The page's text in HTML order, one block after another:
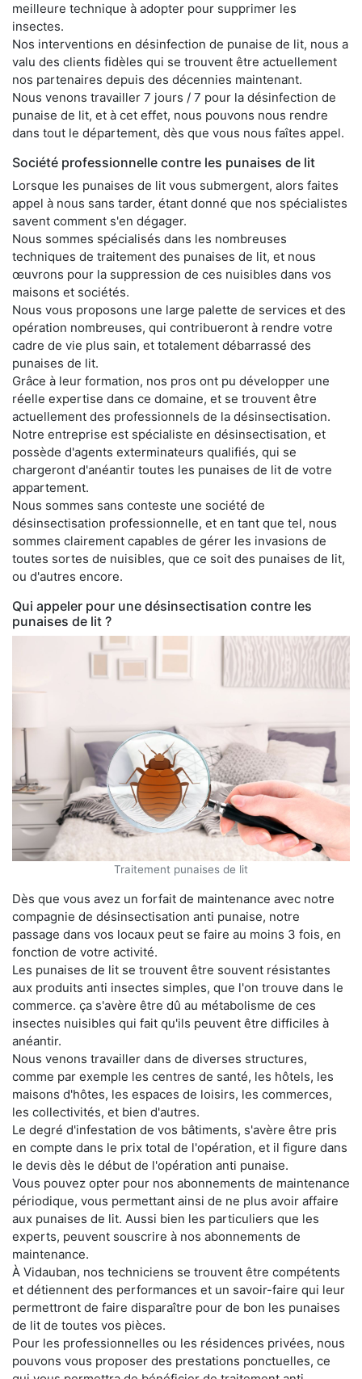
meilleure technique à adopter pour supprimer les
insectes.
Nos interventions en désinfection de punaise de lit, nous a
valu des clients fidèles qui se trouvent être actuellement
nos partenaires depuis des décennies maintenant.
Nous venons travailler 7 jours / 7 pour la désinfection de
punaise de lit, et à cet effet, nous pouvons nous rendre
dans tout le département, dès que vous nous faîtes appel.
Société professionnelle contre les punaises de lit
Lorsque les punaises de lit vous submergent, alors faites
appel à nous sans tarder, étant donné que nos spécialistes
savent comment s'en dégager.
Nous sommes spécialisés dans les nombreuses
techniques de traitement des punaises de lit, et nous
œuvrons pour la suppression de ces nuisibles dans vos
maisons et sociétés.
Nous vous proposons une large palette de services et des
opération nombreuses, qui contribueront à rendre votre
cadre de vie plus sain, et totalement débarrassé des
punaises de lit.
Grâce à leur formation, nos pros ont pu développer une
réelle expertise dans ce domaine, et se trouvent être
actuellement des professionnels de la désinsectisation.
Notre entreprise est spécialiste en désinsectisation, et
possède d'agents exterminateurs qualifiés, qui se
chargeront d'anéantir toutes les punaises de lit de votre
appartement.
Nous sommes sans conteste une société de
désinsectisation professionnelle, et en tant que tel, nous
sommes clairement capables de gérer les invasions de
toutes sortes de nuisibles, que ce soit des punaises de lit,
ou d'autres encore.
Qui appeler pour une désinsectisation contre les
punaises de lit ?
Traitement punaises de lit
Dès que vous avez un forfait de maintenance avec notre
compagnie de désinsectisation anti punaise, notre
passage dans vos locaux peut se faire au moins 3 fois, en
fonction de votre activité.
Les punaises de lit se trouvent être souvent résistantes
aux produits anti insectes simples, que l'on trouve dans le
commerce. ça s'avère être dû au métabolisme de ces
insectes nuisibles qui fait qu'ils peuvent être difficiles à
anéantir.
Nous venons travailler dans de diverses structures,
comme par exemple les centres de santé, les hôtels, les
maisons d'hôtes, les espaces de loisirs, les commerces,
les collectivités, et bien d'autres.
Le degré d'infestation de vos bâtiments, s'avère être pris
en compte dans le prix total de l'opération, et il figure dans
le devis dès le début de l'opération anti punaise.
Vous pouvez opter pour nos abonnements de maintenance
périodique, vous permettant ainsi de ne plus avoir affaire
aux punaises de lit. Aussi bien les particuliers que les
experts, peuvent souscrire à nos abonnements de
maintenance.
À Vidauban, nos techniciens se trouvent être compétents
et détiennent des performances et un savoir-faire qui leur
permettront de faire disparaître pour de bon les punaises
de lit de toutes vos pièces.
Pour les professionnelles ou les résidences privées, nous
pouvons vous proposer des prestations ponctuelles, ce